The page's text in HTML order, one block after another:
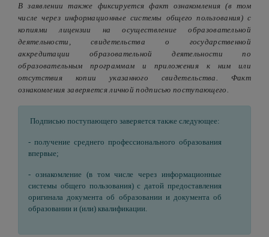
В заявлении также фиксируется факт ознакомления (в том
числе через информационные системы общего пользования) с
копиями лицензии на осуществление образовательной
деятельности, свидетельства о государственной
аккредитации образовательной деятельности по
образовательным программам и приложения к ним или
отсутствия копии указанного свидетельства. Факт
ознакомления заверяется личной подписью поступающего.
Подписью поступающего заверяется также следующее:
- получение среднего профессионального образования
впервые;
- ознакомление (в том числе через информационные
системы общего пользования) с датой предоставления
оригинала документа об образовании и документа об
образовании и (или) квалификации.